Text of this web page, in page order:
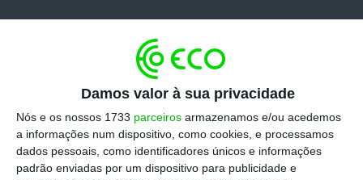
Damos valor à sua privacidade
Nós e os nossos 1733 parceiros armazenamos e/ou acedemos
a informações num dispositivo, como cookies, e processamos
dados pessoais, como identificadores únicos e informações
padrão enviadas por um dispositivo para publicidade e